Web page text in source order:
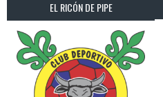
EL RICÓN DE PIPE